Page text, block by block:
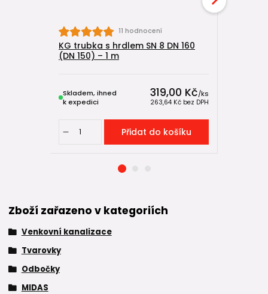
11 hodnocení
KG trubka s hrdlem SN 8 DN 160
(DN 150) – 1 m
319,00 Kč/ks
263,64 Kč bez DPH
Skladem, ihned
k expedici
Přidat do košíku
Zboží zařazeno v kategoriích
Venkovní kanalizace
Tvarovky
Odbočky
MIDAS